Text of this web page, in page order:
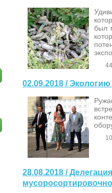
был
02.09.2018 /
28.08.2018 /